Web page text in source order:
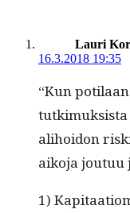
Lauri
16.3.2018 19:35
“Kun
tutkimuk­sista
ali­hoidon
aiko­ja joutuu
1)